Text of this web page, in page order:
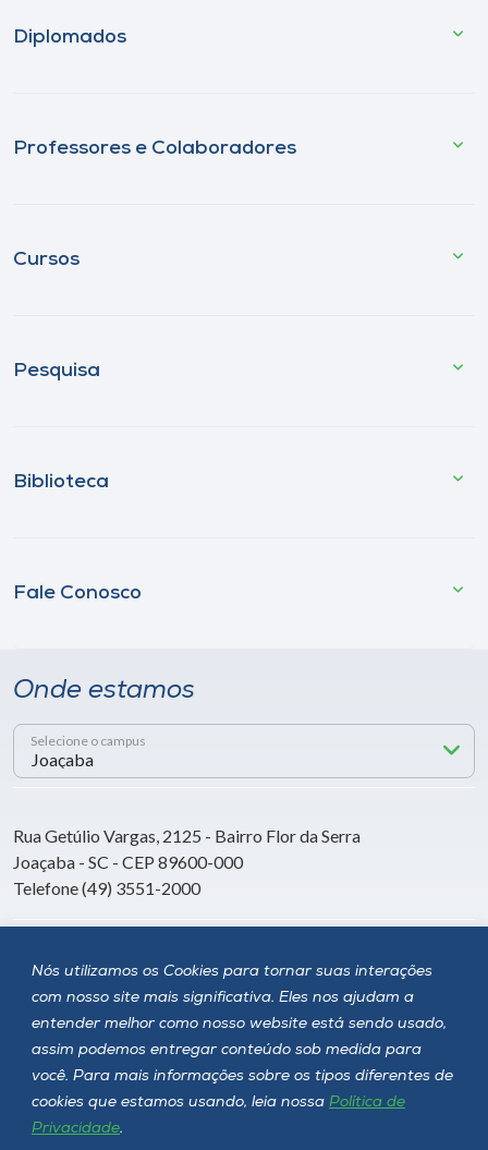
Nós utilizamos os Cookies para tornar suas interações
com nosso site mais significativa. Eles nos ajudam a
entender melhor como nosso website está sendo usado,
assim podemos entregar conteúdo sob medida para
você. Para mais informações sobre os tipos diferentes de
cookies que estamos usando, leia nossa Política de
Privacidade.
Diplomados
Professores e Colaboradores
Cursos
Pesquisa
Biblioteca
Fale Conosco
Onde estamos
Selecione o campus
Rua Getúlio Vargas, 2125 - Bairro Flor da Serra
Joaçaba - SC - CEP 89600-000
Telefone (49) 3551-2000
Siga a Unoesc